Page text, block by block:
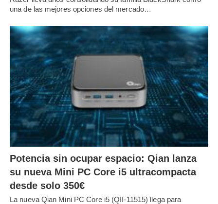
una de las mejores opciones del mercado…
Potencia sin ocupar espacio: Qian lanza
su nueva Mini PC Core i5 ultracompacta
desde solo 350€
La nueva Qian Mini PC Core i5 (QII-11515) llega para